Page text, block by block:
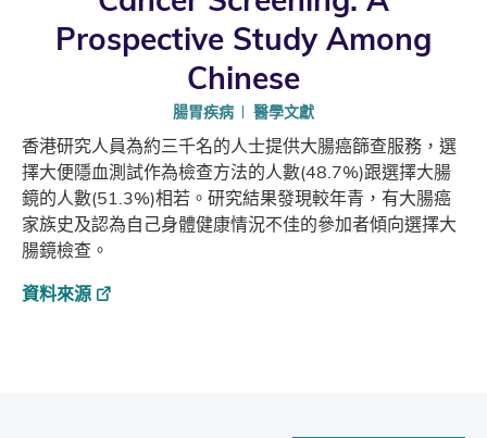
Prospective Study Among
Chinese
腸胃疾病 醫學文獻
香港研究人員為約三千名的人士提供大腸癌篩查服務，選
擇大便隱血測試作為檢查方法的人數(48.7%)跟選擇大腸
鏡的人數(51.3%)相若。研究結果發現較年青，有大腸癌
家族史及認為自己身體健康情況不佳的參加者傾向選擇大
腸鏡檢查。
資料來源